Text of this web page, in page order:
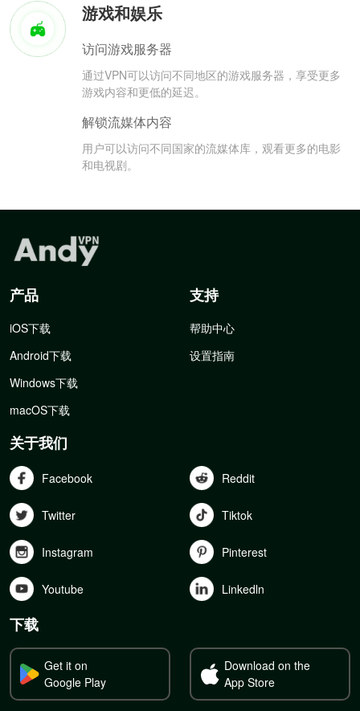
游戏和娱乐
访问游戏服务器
通过VPN可以访问不同地区的游戏服务器，享受更多
游戏内容和更低的延迟。
解锁流媒体内容
用户可以访问不同国家的流媒体库，观看更多的电影
和电视剧。
产品
iOS下载
Android下载
Windows下载
macOS下载
支持
帮助中心
设置指南
关于我们
Facebook Reddit
Twitter Tiktok
Instagram Pinterest
Youtube Linkedln
下载
Get it on
Google Play
Download on the
App Store